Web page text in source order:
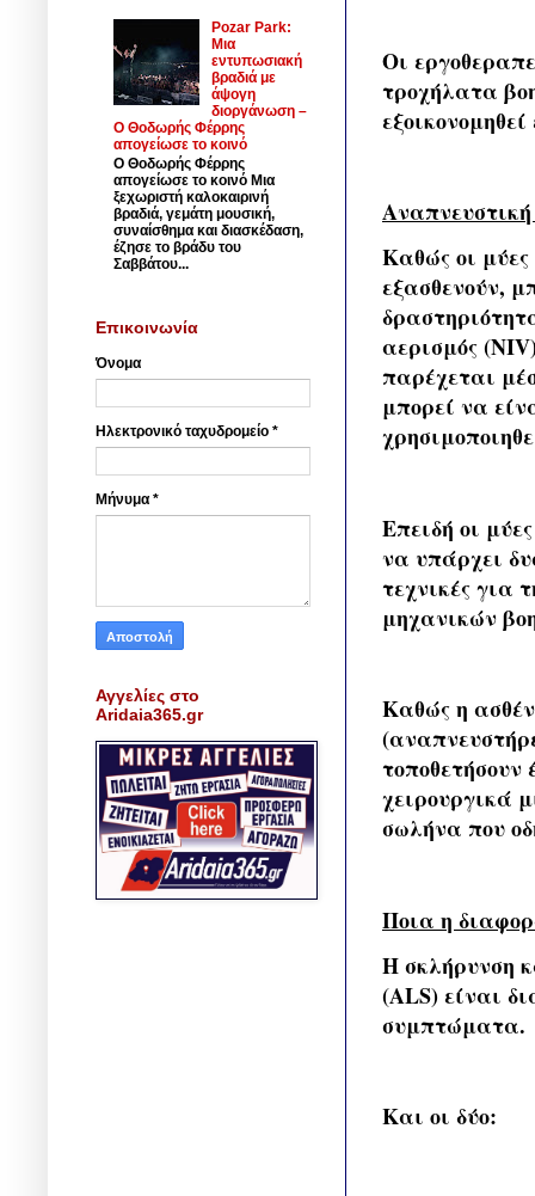
Οι
τροχήλατα
Καθώς οι
εξασθενούν,
αερισμός
παρέχεται
μπορεί να
Επειδή οι
να υπάρχει
τεχνικές για
μηχανικών
Καθώς η
χειρουργικά
σωλήνα που
Ποια η
Η σκλήρυνση
(ALS) είναι
συμπτώματα.
Και οι δύο:
Pozar Park:
Μια
εντυπωσιακή
βραδιά με
άψογη
διοργάνωση –
Ο Θοδωρής Φέρρης
απογείωσε το κοινό
Ο Θοδωρής Φέρρης
απογείωσε το κοινό Μια
ξεχωριστή καλοκαιρινή
βραδιά, γεμάτη μουσική,
συναίσθημα και διασκέδαση,
έζησε το βράδυ του
Σαββάτου...
Επικοινωνία
Όνομα
Ηλεκτρονικό ταχυδρομείο *
Μήνυμα *
Αγγελίες στο
Aridaia365.gr